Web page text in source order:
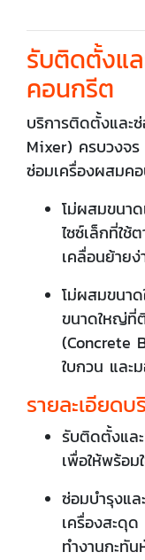
รับติดตั้งแ
คอนกรีต
บริการติดตั้งและ
Mixer) ครบวงจ
ซ่อมเครื่องผสมค
โม่ผสมขนา
ไซซ์เล็กที่ใช้
เคลื่อนย้าย
โม่ผสมขนา
ขนาดใหญ่ที่
(Concrete
ใบกวน และ
รายละเอียดบ
รับติดตั้งแล
เพื่อให้พร้อ
ซ่อมบำรุงแล
เครื่องสะดุ
ทำงานกะทัน